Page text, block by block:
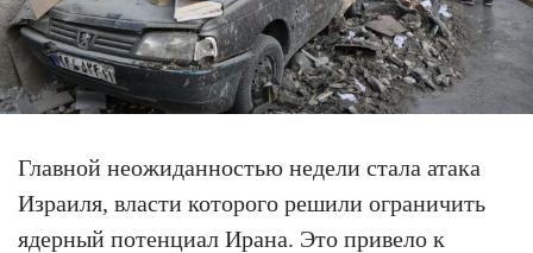
Главной неожиданностью недели стала атака
Израиля, власти которого решили ограничить
ядерный потенциал Ирана. Это привело к